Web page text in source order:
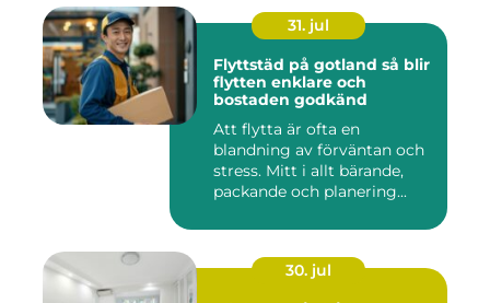
31. jul
Flyttstäd på gotland så blir
flytten enklare och
bostaden godkänd
Att flytta är ofta en
blandning av förväntan och
stress. Mitt i allt bärande,
packande och planering...
30. jul